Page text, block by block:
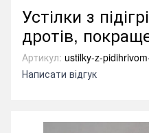
Устілки з
дротів,
Артикул: ustilky-z-
Написати відгук